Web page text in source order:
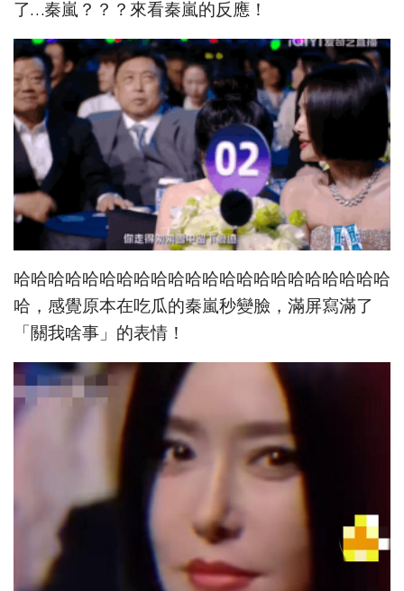
了…秦嵐？？？來看秦嵐的反應！
哈哈哈哈哈哈哈哈哈哈哈哈哈哈哈哈哈哈哈哈哈哈
哈，感覺原本在吃瓜的秦嵐秒變臉，滿屏寫滿了
「關我啥事」的表情！